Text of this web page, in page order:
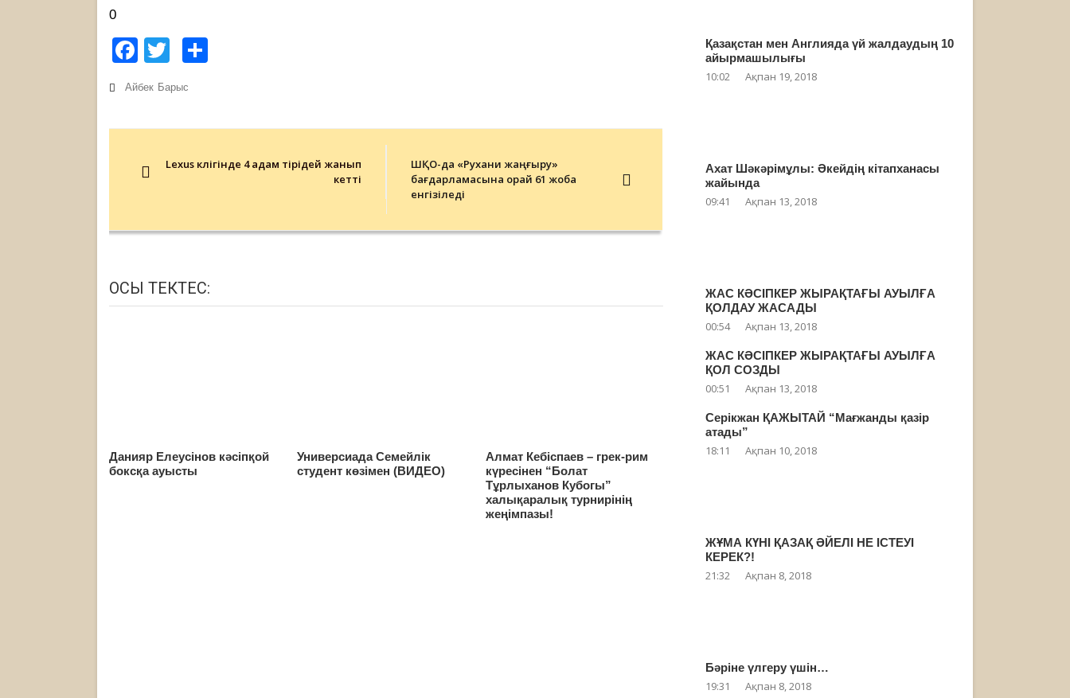
0
Facebook
Twitter
Айбек Барыс
navigationLexus көлігінде 4 адам тірідей жанып
кетті
ШҚО-да «Рухани жаңғыру»
бағдарламасына орай 61 жоба
енгізіледі
ОСЫ ТЕКТЕС:
Данияр Елеусінов кәсіпқой
боксқа ауысты
Универсиада Семейлік
студент көзімен (ВИДЕО)
Алмат Кебіспаев – грек-рим
күресінен “Болат
Тұрлыxанов Кубогы”
xалықаралық турнирінің
жеңімпазы!
Қазақстан мен Англияда үй жалдаудың 10
айырмашылығы
10:02 Ақпан 19, 2018
Ахат Шәкәрімұлы: Әкейдің кітапханасы
жайында
09:41 Ақпан 13, 2018
ЖАС КӘСІПКЕР ЖЫРАҚТАҒЫ АУЫЛҒА
ҚОЛДАУ ЖАСАДЫ
00:54 Ақпан 13, 2018
ЖАС КӘСІПКЕР ЖЫРАҚТАҒЫ АУЫЛҒА
ҚОЛ СОЗДЫ
00:51 Ақпан 13, 2018
Серікжан ҚАЖЫТАЙ “Мағжанды қазір
атады”
18:11 Ақпан 10, 2018
ЖҰМА КҮНІ ҚАЗАҚ ӘЙЕЛІ НЕ ІСТЕУІ
КЕРЕК?!
21:32 Ақпан 8, 2018
Бәріне үлгеру үшін…
19:31 Ақпан 8, 2018